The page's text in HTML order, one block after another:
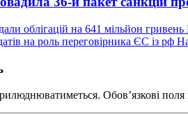
Обов’язкові поля